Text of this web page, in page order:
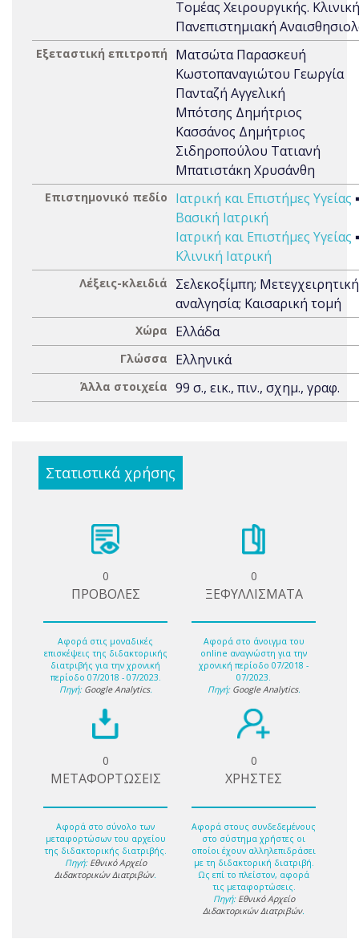
Τομέας Χειρουργικής.
Πανεπιστημιακή
Εξεταστική επιτροπή
Ματσώτα Παρασκευή
Κωστοπαναγιώτου Γεωργία
Πανταζή Αγγελική
Μπότσης Δημήτριος
Κασσάνος Δημήτριος
Σιδηροπούλου Τατιανή
Μπατιστάκη Χρυσάνθη
Επιστημονικό πεδίο Ιατρική και Επιστήμες Υγείας
Βασική Ιατρική
Ιατρική και Επιστήμες Υγείας
Κλινική Ιατρική
Λέξεις-κλειδιά
Σελεκοξίμπη; Μετεγχειρητική
αναλγησία; Καισαρική τομή
Χώρα Ελλάδα
Γλώσσα Ελληνικά
Άλλα στοιχεία 99 σ., εικ., πιν., σχημ., γραφ.
Στατιστικά χρήσης
0
ΠΡΟΒΟΛΕΣ
Αφορά στις μοναδικές
επισκέψεις της διδακτορικής
διατριβής για την χρονική
περίοδο 07/2018 - 07/2023.
Πηγή: Google Analytics.
0
ΞΕΦΥΛΛΙΣΜΑΤΑ
Αφορά στο άνοιγμα του
online αναγνώστη για την
χρονική περίοδο 07/2018 -
07/2023.
Πηγή: Google Analytics.
0
ΜΕΤΑΦΟΡΤΩΣΕΙΣ
Αφορά στο σύνολο των
μεταφορτώσων του αρχείου
της διδακτορικής διατριβής.
Πηγή: Εθνικό Αρχείο
Διδακτορικών Διατριβών.
0
ΧΡΗΣΤΕΣ
Αφορά στους συνδεδεμένους
στο σύστημα χρήστες οι
οποίοι έχουν αλληλεπιδράσει
με τη διδακτορική διατριβή.
Ως επί το πλείστον, αφορά
τις μεταφορτώσεις.
Πηγή: Εθνικό Αρχείο
Διδακτορικών Διατριβών.